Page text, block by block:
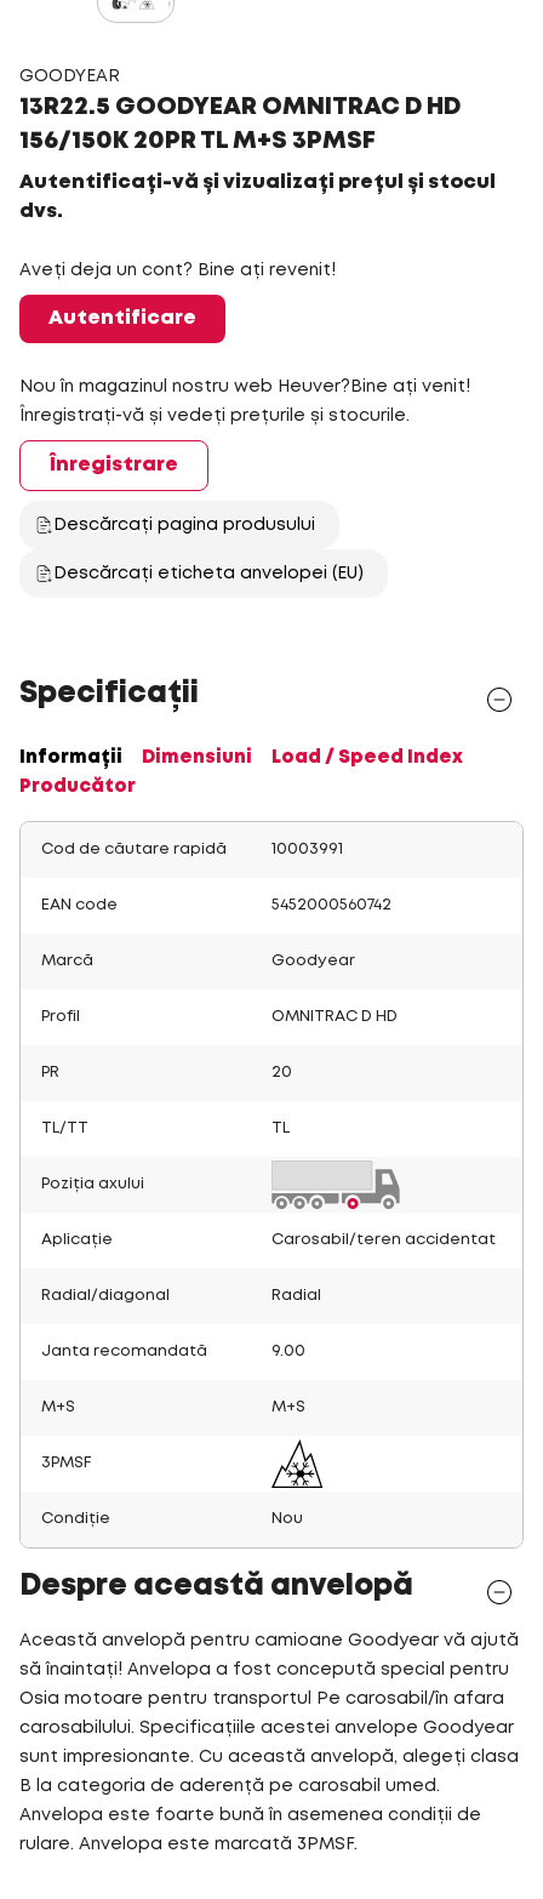
GOODYEAR
13R22.5 GOODYEAR OMNITRAC D HD
156/150K 20PR TL M+S 3PMSF
Autentificați-vă și vizualizați prețul și stocul
dvs.
Aveți deja un cont? Bine ați revenit!
Autentificare
Nou în magazinul nostru web Heuver?Bine ați venit!
Înregistrați-vă și vedeți prețurile și stocurile.
Înregistrare
Descărcați pagina produsului
Descărcați eticheta anvelopei (EU)
Specificații
Informații Dimensiuni
Load / Speed Index
Producător
Cod de căutare rapidă 10003991
EAN code 5452000560742
Marcă Goodyear
Profil OMNITRAC D HD
PR 20
TL/TT
Poziția axului
Aplicație Carosabil/teren accidentat
Radial/diagonal Radial
Janta recomandată 9.00
M+S M+S
3PMSF
Condiție Nou
Despre această anvelopă
Această anvelopă pentru camioane Goodyear vă ajută
să înaintați! Anvelopa a fost concepută special pentru
Osia motoare pentru transportul Pe carosabil/în afara
carosabilului. Specificațiile acestei anvelope Goodyear
sunt impresionante. Cu această anvelopă, alegeți clasa
B la categoria de aderență pe carosabil umed.
Anvelopa este foarte bună în asemenea condiții de
rulare. Anvelopa este marcată 3PMSF.